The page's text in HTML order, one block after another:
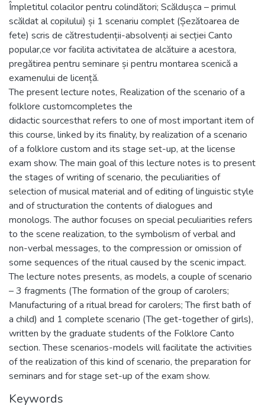
Împletitul colacilor pentru colindători; Scăldușca – primul
scăldat al copilului) și 1 scenariu complet (Șezătoarea de
fete) scris de cătrestudenții-absolvenți ai secției Canto
popular,ce vor facilita activitatea de alcătuire a acestora,
pregătirea pentru seminare și pentru montarea scenică a
examenului de licență.
The present lecture notes, Realization of the scenario of a
folklore customcompletes the
didactic sourcesthat refers to one of most important item of
this course, linked by its finality, by realization of a scenario
of a folklore custom and its stage set-up, at the license
exam show. The main goal of this lecture notes is to present
the stages of writing of scenario, the peculiarities of
selection of musical material and of editing of linguistic style
and of structuration the contents of dialogues and
monologs. The author focuses on special peculiarities refers
to the scene realization, to the symbolism of verbal and
non-verbal messages, to the compression or omission of
some sequences of the ritual caused by the scenic impact.
The lecture notes presents, as models, a couple of scenario
– 3 fragments (The formation of the group of carolers;
Manufacturing of a ritual bread for carolers; The first bath of
a child) and 1 complete scenario (The get-together of girls),
written by the graduate students of the Folklore Canto
section. These scenarios-models will facilitate the activities
of the realization of this kind of scenario, the preparation for
seminars and for stage set-up of the exam show.
Keywords